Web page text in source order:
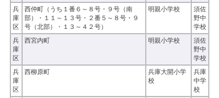
兵
庫
区
西仲町（うち１番６～８号・９号（南
部）・１１～１３号・２番５～８号・９
号（北部）・１３～４２号）
明親小学校
須佐
野中
学校
兵
庫
区
西宮内町 明親小学校
須佐
野中
学校
兵
庫
区
西柳原町
兵庫大開小学
校
兵庫
中学
校